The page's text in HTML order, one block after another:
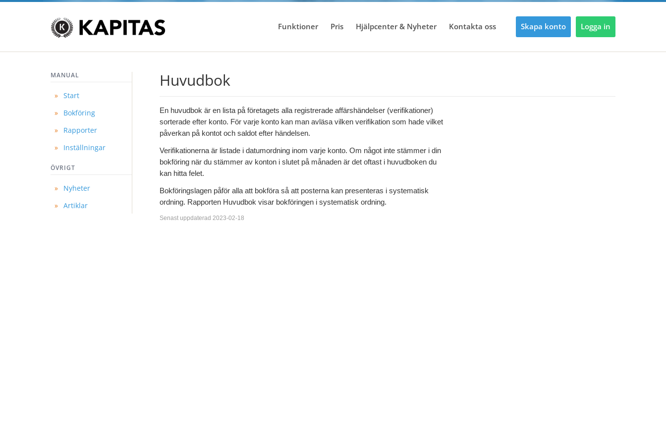
Funktioner Pris Hjälpcenter & Nyheter Kontakta oss Skapa konto Logga in
MANUAL
» Start
»
Bokföring
»
Rapporter
»
Inställningar
ÖVRIGT
»
Nyheter
» Artiklar
Huvudbok
En huvudbok är en lista på företagets alla registrerade affärshändelser (verifikationer)
sorterade efter konto. För varje konto kan man avläsa vilken verifikation som hade vilket
påverkan på kontot och saldot efter händelsen.
Verifikationerna är listade i datumordning inom varje konto. Om något inte stämmer i din
bokföring när du stämmer av konton i slutet på månaden är det oftast i huvudboken du
kan hitta felet.
Bokföringslagen påför alla att bokföra så att posterna kan presenteras i systematisk
ordning. Rapporten Huvudbok visar bokföringen i systematisk ordning.
Senast uppdaterad 2023-02-18